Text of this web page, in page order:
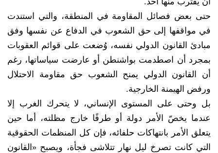
حتى بعض فصائل المقاومة في المنطقة، والتي استندت
في مواقفها إلى حق الشعوب في الدفاع عن نفسها وفق
مبادئ القانون الدولي نفسه، وُضعت على قوائم العقوبات
بمجرد أن اصطدمت بواشنطن أو عارضت سياساتها، رغم
أن القانون الدولي يمنح الشعوب حق مقاومة الاحتلال
ورفض الهيمنة الخارجية.
بل وحتى على المستوى الإنساني، لا يتحرك الغرب إلا
عندما يخصّ الأمر دولة أو طرفًا خارج مظلته، أما حين
يتعلق الأمر بانتهاكات حلفائه، فإن كل المنظمات الحقوقية
التي كانت تصرخ ليل نهار تتلاشى فجأة، ويصبح «القانون